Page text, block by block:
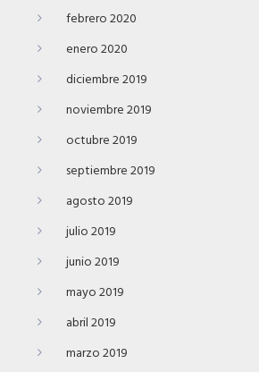
febrero 2020
enero 2020
diciembre 2019
noviembre 2019
octubre 2019
septiembre 2019
agosto 2019
julio 2019
junio 2019
mayo 2019
abril 2019
marzo 2019